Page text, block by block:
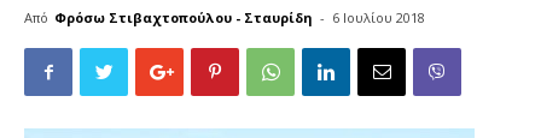
Από Φρόσω Στιβαχτοπούλου - Σταυρίδη - 6 Ιουλίου 2018